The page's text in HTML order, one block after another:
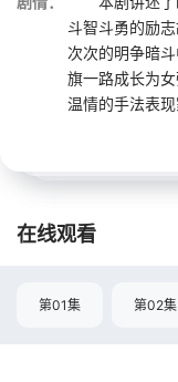
斗智斗勇的励
次次的明争暗
旗一路成长为
温情的手法表
在线观看
第01集 第02集